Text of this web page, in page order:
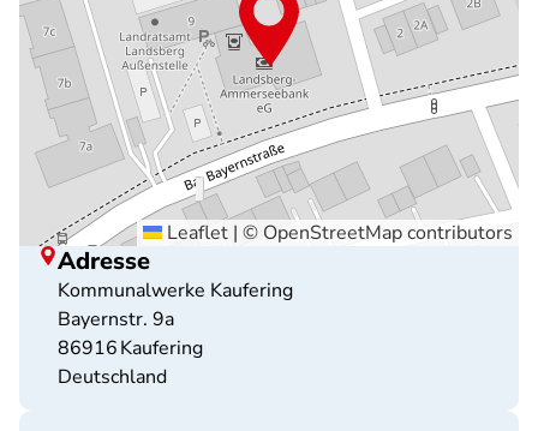
Leaflet | © OpenStreetMapcontributors
Adresse
Kommunalwerke Kaufering
Bayernstr. 9a
86916Kaufering
Deutschland